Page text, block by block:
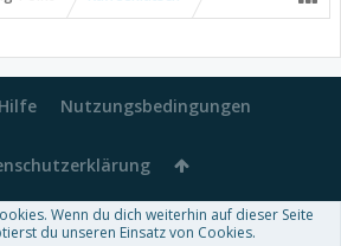
Hilfe Nutzungsbedingungen
by XenForo™-Deutsch von xenDach
Wenn du dich weiterhin auf dieser Seite
du unseren Einsatz von Cookies.